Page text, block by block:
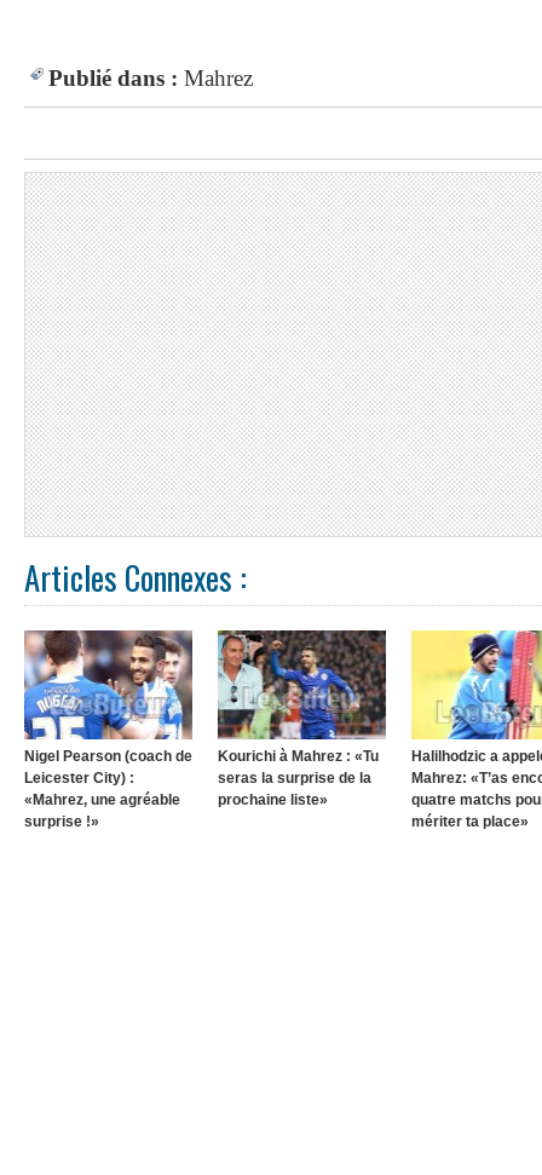
Publié dans : Mahrez
Articles Connexes :
Nigel Pearson (coach de
Leicester City) :
«Mahrez, une agréable
surprise !»
Kourichi à Mahrez : «Tu
seras la surprise de la
prochaine liste»
Halilhodzic a
Mahrez: «T’as
quatre matchs
mériter ta place»